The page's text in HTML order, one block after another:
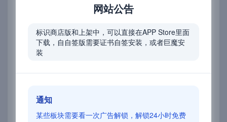
第二步
网站公告
标识商店版和上架中，可以直接在APP Store里面
下载，自自签版需要证书自签安装，或者巨魔安
装
通知
某些板块需要看一次广告解锁，解锁24小时免费